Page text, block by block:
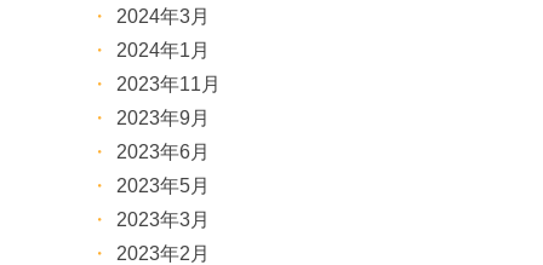
2024年3月
2024年1月
2023年11月
2023年9月
2023年6月
2023年5月
2023年3月
2023年2月